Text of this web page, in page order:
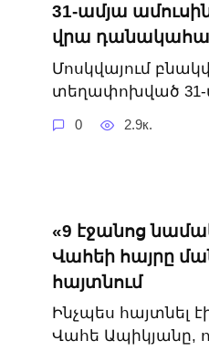
31-ամյա
վրա
Մոսկվայում
տեղափոխված 31-
0 2.9к.
«9 էջանոց
Վահեի հայրը
հայտնում
Ինչպես հայտնել
Վահե Ապիկյանը,